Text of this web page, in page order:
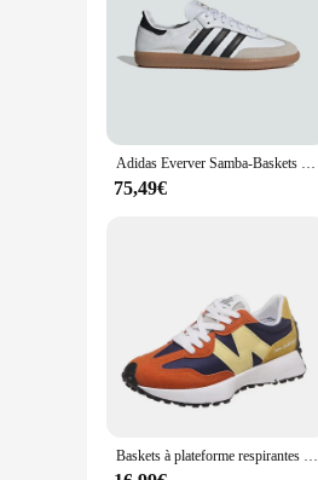
Crafted with a blend of
not only stylish but also
to keep you comfortable
These Chaussures de
traction and support
sacrificing comfort. The
**Adaptive and Accessible**
and suppliers looking to
performance and
Adidas Everver Samba-Baskets rétro unisexes, Chaussures de marche simples, Chaussures d'entraînement à faible guérison, Mode allemande, Extérieur, Hommes et femmes, Taille 36-45
75,49€
Baskets à plateforme respirantes pour hommes et femmes, chaussures décontractées à l'offre elles optiques, marque de mode, designer, luxe, haute qualité, 2024